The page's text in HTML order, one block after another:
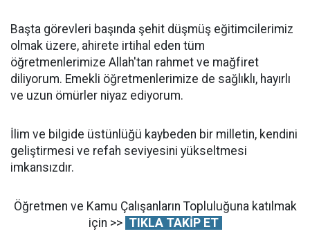
Başta görevleri başında şehit düşmüş eğitimcilerimiz
olmak üzere, ahirete irtihal eden tüm
öğretmenlerimize Allah'tan rahmet ve mağfiret
diliyorum. Emekli öğretmenlerimize de sağlıklı, hayırlı
ve uzun ömürler niyaz ediyorum.
İlim ve bilgide üstünlüğü kaybeden bir milletin, kendini
geliştirmesi ve refah seviyesini yükseltmesi
imkansızdır.
Öğretmen ve Kamu Çalışanların Topluluğuna katılmak
için >> TIKLA TAKİP ET